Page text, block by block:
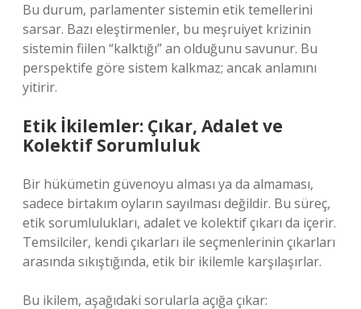
Bu durum, parlamenter sistemin etik temellerini
sarsar. Bazı eleştirmenler, bu meşruiyet krizinin
sistemin fiilen “kalktığı” an olduğunu savunur. Bu
perspektife göre sistem kalkmaz; ancak anlamını
yitirir.
Etik İkilemler: Çıkar, Adalet ve
Kolektif Sorumluluk
Bir hükümetin güvenoyu alması ya da almaması,
sadece birtakım oyların sayılması değildir. Bu süreç,
etik sorumlulukları, adalet ve kolektif çıkarı da içerir.
Temsilciler, kendi çıkarları ile seçmenlerinin çıkarları
arasında sıkıştığında, etik bir ikilemle karşılaşırlar.
Bu ikilem, aşağıdaki sorularla açığa çıkar: